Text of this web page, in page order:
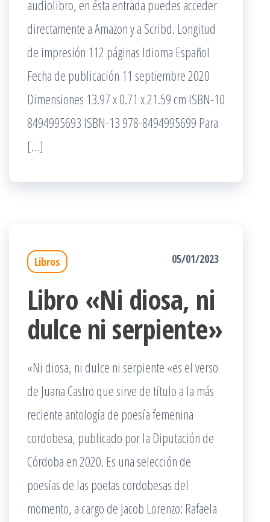
audiolibro, en ésta entrada puedes acceder
directamente a Amazon y a Scribd. Longitud
de impresión 112 páginas Idioma Español
Fecha de publicación 11 septiembre 2020
Dimensiones 13.97 x 0.71 x 21.59 cm ISBN-10
8494995693 ISBN-13 978-8494995699 Para
[…]
Libros 05/01/2023
Libro «Ni diosa, ni
dulce ni serpiente»
«Ni diosa, ni dulce ni serpiente «es el verso
de Juana Castro que sirve de título a la más
reciente antología de poesía femenina
cordobesa, publicado por la Diputación de
Córdoba en 2020. Es una selección de
poesías de las poetas cordobesas del
momento, a cargo de Jacob Lorenzo: Rafaela